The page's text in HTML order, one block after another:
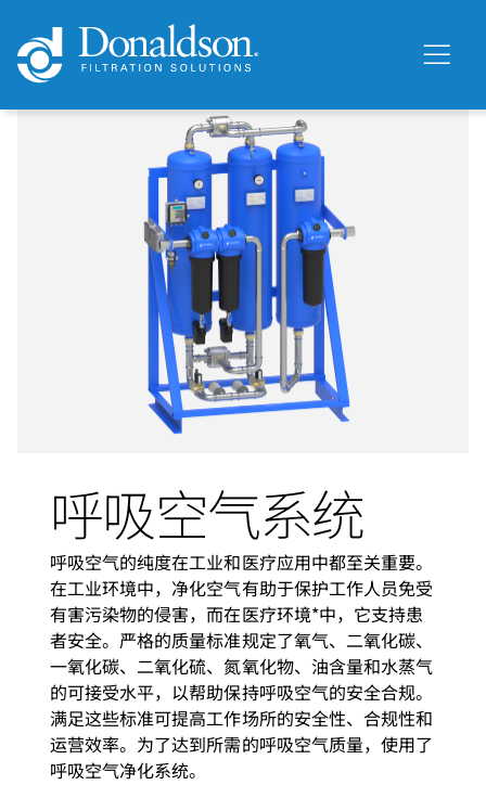
呼吸空气系统
呼吸空气的纯度在工业和医疗应用中都至关重要。
在工业环境中，净化空气有助于保护工作人员免受
有害污染物的侵害，而在医疗环境*中，它支持患
者安全。严格的质量标准规定了氧气、二氧化碳、
一氧化碳、二氧化硫、氮氧化物、油含量和水蒸气
的可接受水平，以帮助保持呼吸空气的安全合规。
满足这些标准可提高工作场所的安全性、合规性和
运营效率。为了达到所需的呼吸空气质量，使用了
呼吸空气净化系统。